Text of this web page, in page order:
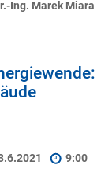
Ing. Marek Miara
9:00